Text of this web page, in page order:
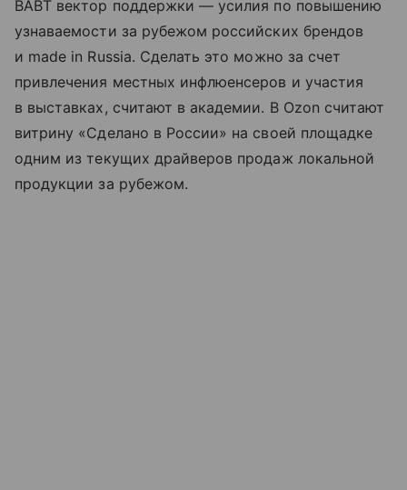
ВАВТ вектор поддержки — усилия по повышению
узнаваемости за рубежом российских брендов
и made in Russia. Сделать это можно за счет
привлечения местных инфлюенсеров и участия
в выставках, считают в академии. В Ozon считают
витрину «Сделано в России» на своей площадке
одним из текущих драйверов продаж локальной
продукции за рубежом.